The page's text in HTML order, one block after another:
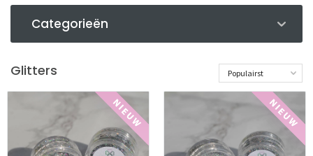
Je hebt nog geen items
Categorieën
Glitters Populairst